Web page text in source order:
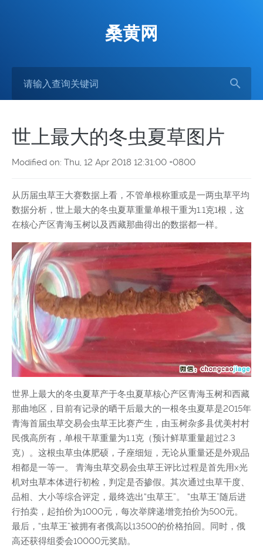
桑黄网
世上最大的冬虫夏草图片
Modified on: Thu, 12 Apr 2018 12:31:00 +0800
从历届虫草王大赛数据上看，不管单根称重或是一两虫草平均
数据分析，世上最大的冬虫夏草重量单根干重为1.1克1根，这
在核心产区青海玉树以及西藏那曲得出的数据都一样。
世界上最大的冬虫夏草产于冬虫夏草核心产区青海玉树和西藏
那曲地区，目前有记录的晒干后最大的一根冬虫夏草是2015年
青海首届虫草交易会虫草王比赛产生，由玉树杂多县优美村村
民俄高所有，单根干草重量为1.1克（预计鲜草重量超过2.3
克）。这根虫草虫体肥硕，子座细短，无论从重量还是外观品
相都是一等一。 青海虫草交易会虫草王评比过程是首先用x光
机对虫草本体进行初检，判定是否掺假。其次通过虫草干度、
品相、大小等综合评定，最终选出“虫草王”。 “虫草王”随后进
行拍卖，起拍价为1000元，每次举牌递增竞拍价为500元。
最后，“虫草王”被拥有者俄高以13500的价格拍回。同时，俄
高还获得组委会10000元奖励。